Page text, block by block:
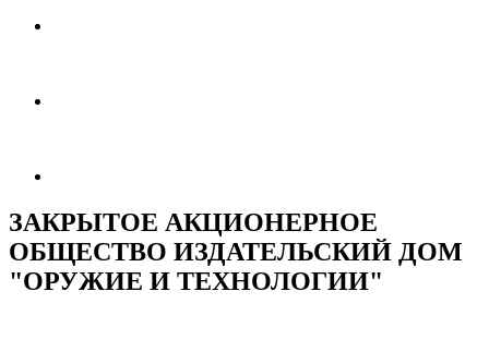
ЗАКРЫТОЕ АКЦИОНЕРНОЕ
ОБЩЕСТВО ИЗДАТЕЛЬСКИЙ ДОМ
"ОРУЖИЕ И ТЕХНОЛОГИИ"